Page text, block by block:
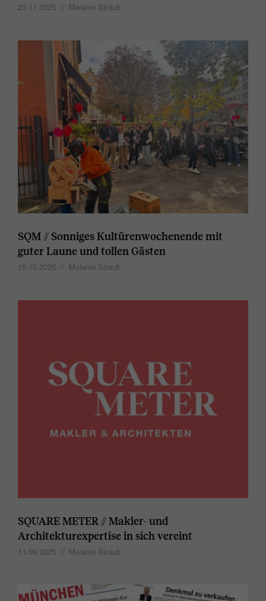
23.11.2025 // Melanie Straub
SQM // Sonniges Kultürenwochenende mit
guter Laune und tollen Gästen
15.10.2025 // Melanie Straub
SQUARE METER // Makler- und
Architekturexpertise in sich vereint
11.09.2025 // Melanie Straub